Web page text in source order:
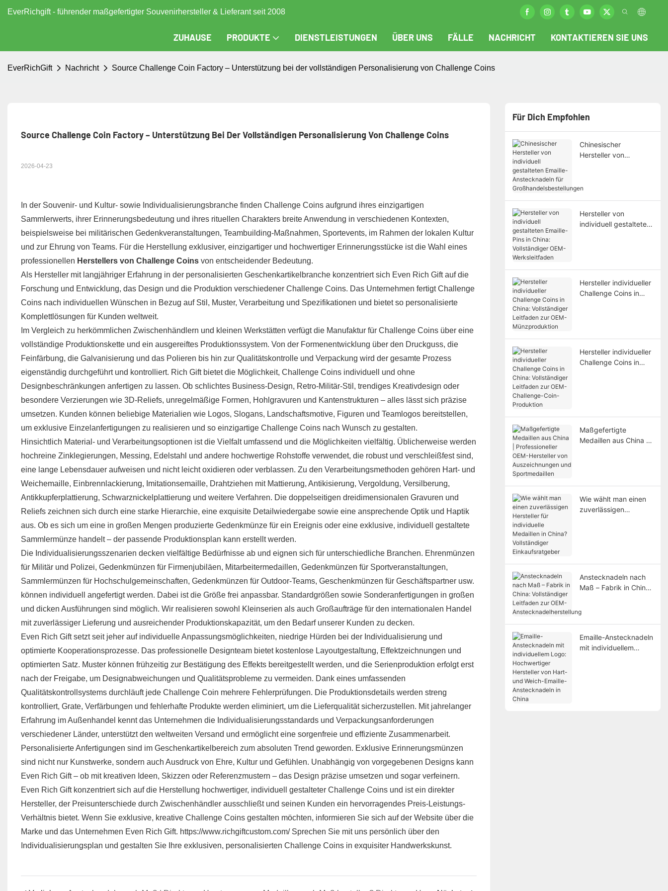
EverRichgift - führender maßgefertigter Souvenirhersteller & Lieferant seit 2008
ZUHAUSE PRODUKTE DIENSTLEISTUNGEN ÜBER UNS FÄLLE NACHRICHT KONTAKTIEREN SIE UNS
EverRichGift Nachricht Source Challenge Coin Factory – Unterstützung bei der vollständigen Personalisierung von Challenge Coins
Source Challenge Coin Factory – Unterstützung Bei Der Vollständigen Personalisierung Von Challenge Coins
2026-04-23
In der Souvenir- und Kultur- sowie Individualisierungsbranche finden Challenge Coins aufgrund ihres einzigartigen
Sammlerwerts, ihrer Erinnerungsbedeutung und ihres rituellen Charakters breite Anwendung in verschiedenen Kontexten,
beispielsweise bei militärischen Gedenkveranstaltungen, Teambuilding-Maßnahmen, Sportevents, im Rahmen der lokalen Kultur
und zur Ehrung von Teams. Für die Herstellung exklusiver, einzigartiger und hochwertiger Erinnerungsstücke ist die Wahl eines
professionellen Herstellers von Challenge Coinsvon entscheidender Bedeutung.
Als Hersteller mit langjähriger Erfahrung in der personalisierten Geschenkartikelbranche konzentriert sich Even Rich Gift auf die
Forschung und Entwicklung, das Design und die Produktion verschiedener Challenge Coins. Das Unternehmen fertigt Challenge
Coins nach individuellen Wünschen in Bezug auf Stil, Muster, Verarbeitung und Spezifikationen und bietet so personalisierte
Komplettlösungen für Kunden weltweit.
Im Vergleich zu herkömmlichen Zwischenhändlern und kleinen Werkstätten verfügt die Manufaktur für Challenge Coins über eine
vollständige Produktionskette und ein ausgereiftes Produktionssystem. Von der Formenentwicklung über den Druckguss, die
Feinfärbung, die Galvanisierung und das Polieren bis hin zur Qualitätskontrolle und Verpackung wird der gesamte Prozess
eigenständig durchgeführt und kontrolliert. Rich Gift bietet die Möglichkeit, Challenge Coins individuell und ohne
Designbeschränkungen anfertigen zu lassen. Ob schlichtes Business-Design, Retro-Militär-Stil, trendiges Kreativdesign oder
besondere Verzierungen wie 3D-Reliefs, unregelmäßige Formen, Hohlgravuren und Kantenstrukturen – alles lässt sich präzise
umsetzen. Kunden können beliebige Materialien wie Logos, Slogans, Landschaftsmotive, Figuren und Teamlogos bereitstellen,
um exklusive Einzelanfertigungen zu realisieren und so einzigartige Challenge Coins nach Wunsch zu gestalten.
Hinsichtlich Material- und Verarbeitungsoptionen ist die Vielfalt umfassend und die Möglichkeiten vielfältig. Üblicherweise werden
hochreine Zinklegierungen, Messing, Edelstahl und andere hochwertige Rohstoffe verwendet, die robust und verschleißfest sind,
eine lange Lebensdauer aufweisen und nicht leicht oxidieren oder verblassen. Zu den Verarbeitungsmethoden gehören Hart- und
Weichemaille, Einbrennlackierung, Imitationsemaille, Drahtziehen mit Mattierung, Antikisierung, Vergoldung, Versilberung,
Antikkupferplattierung, Schwarznickelplattierung und weitere Verfahren. Die doppelseitigen dreidimensionalen Gravuren und
Reliefs zeichnen sich durch eine starke Hierarchie, eine exquisite Detailwiedergabe sowie eine ansprechende Optik und Haptik
aus. Ob es sich um eine in großen Mengen produzierte Gedenkmünze für ein Ereignis oder eine exklusive, individuell gestaltete
Sammlermünze handelt – der passende Produktionsplan kann erstellt werden.
Die Individualisierungsszenarien decken vielfältige Bedürfnisse ab und eignen sich für unterschiedliche Branchen. Ehrenmünzen
für Militär und Polizei, Gedenkmünzen für Firmenjubiläen, Mitarbeitermedaillen, Gedenkmünzen für Sportveranstaltungen,
Sammlermünzen für Hochschulgemeinschaften, Gedenkmünzen für Outdoor-Teams, Geschenkmünzen für Geschäftspartner usw.
können individuell angefertigt werden. Dabei ist die Größe frei anpassbar. Standardgrößen sowie Sonderanfertigungen in großen
und dicken Ausführungen sind möglich. Wir realisieren sowohl Kleinserien als auch Großaufträge für den internationalen Handel
mit zuverlässiger Lieferung und ausreichender Produktionskapazität, um den Bedarf unserer Kunden zu decken.
Even Rich Gift setzt seit jeher auf individuelle Anpassungsmöglichkeiten, niedrige Hürden bei der Individualisierung und
optimierte Kooperationsprozesse. Das professionelle Designteam bietet kostenlose Layoutgestaltung, Effektzeichnungen und
optimierten Satz. Muster können frühzeitig zur Bestätigung des Effekts bereitgestellt werden, und die Serienproduktion erfolgt erst
nach der Freigabe, um Designabweichungen und Qualitätsprobleme zu vermeiden. Dank eines umfassenden
Qualitätskontrollsystems durchläuft jede Challenge Coin mehrere Fehlerprüfungen. Die Produktionsdetails werden streng
kontrolliert, Grate, Verfärbungen und fehlerhafte Produkte werden eliminiert, um die Lieferqualität sicherzustellen. Mit jahrelanger
Erfahrung im Außenhandel kennt das Unternehmen die Individualisierungsstandards und Verpackungsanforderungen
verschiedener Länder, unterstützt den weltweiten Versand und ermöglicht eine sorgenfreie und effiziente Zusammenarbeit.
Personalisierte Anfertigungen sind im Geschenkartikelbereich zum absoluten Trend geworden. Exklusive Erinnerungsmünzen
sind nicht nur Kunstwerke, sondern auch Ausdruck von Ehre, Kultur und Gefühlen. Unabhängig von vorgegebenen Designs kann
Even Rich Gift – ob mit kreativen Ideen, Skizzen oder Referenzmustern – das Design präzise umsetzen und sogar verfeinern.
Even Rich Gift konzentriert sich auf die Herstellung hochwertiger, individuell gestalteter Challenge Coins und ist ein direkter
Hersteller, der Preisunterschiede durch Zwischenhändler ausschließt und seinen Kunden ein hervorragendes Preis-Leistungs-
Verhältnis bietet. Wenn Sie exklusive, kreative Challenge Coins gestalten möchten, informieren Sie sich auf der Website über die
Marke und das Unternehmen Even Rich Gift. https://www.richgiftcustom.com/Sprechen Sie mit uns persönlich über den
Individualisierungsplan und gestalten Sie Ihre exklusiven, personalisierten Challenge Coins in exquisiter Handwerkskunst.
Für Dich Empfohlen
Chinesischer
Hersteller von
für
Hersteller von
individuell gestalteten
Hersteller individueller
Challenge Coins in
Hersteller individueller
Challenge Coins in
Maßgefertigte
Medaillen aus China |
Wie wählt man einen
zuverlässigen
Anstecknadeln nach
Maß – Fabrik in China:
Emaille-Anstecknadeln
mit individuellem